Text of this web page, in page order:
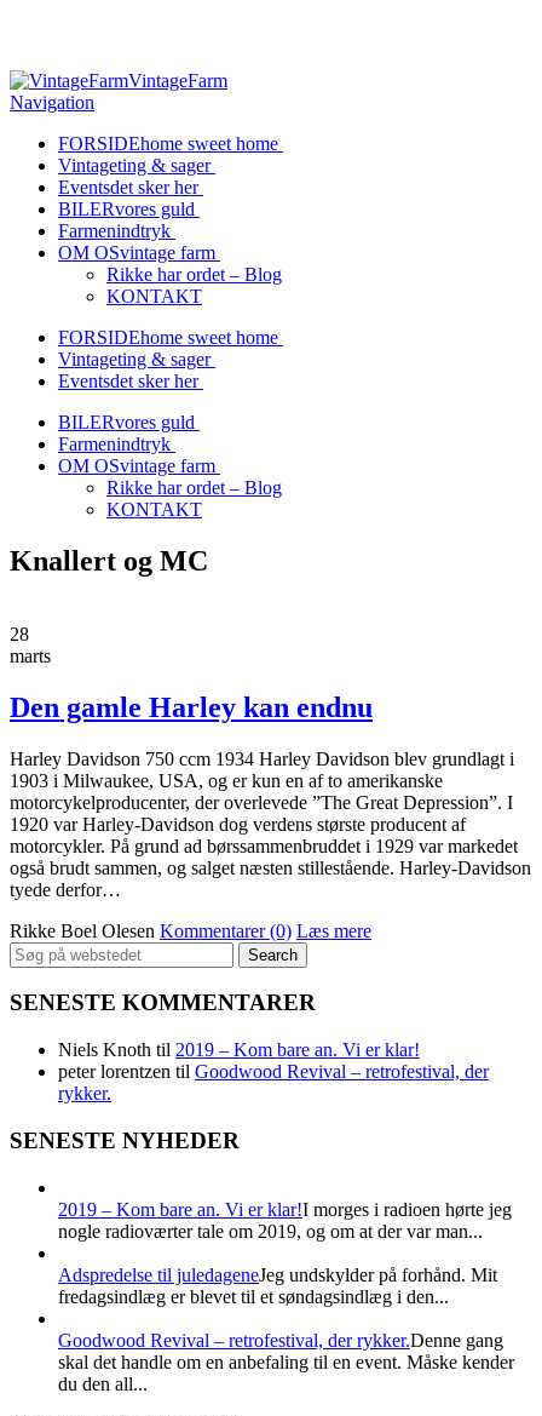
VintageFarm
Navigation
FORSIDEhome sweet home
Vintageting & sager
Eventsdet sker her
BILERvores guld
Farmenindtryk
OM OSvintage farm
Rikke har ordet – Blog
KONTAKT
FORSIDEhome sweet home
Vintageting & sager
Eventsdet sker her
BILERvores guld
Farmenindtryk
OM OSvintage farm
Rikke har ordet – Blog
KONTAKT
Knallert og MC
28
marts
Den gamle Harley kan endnu
Harley Davidson 750 ccm 1934 Harley Davidson blev grundlagt i
1903 i Milwaukee, USA, og er kun en af to amerikanske
motorcykelproducenter, der overlevede ”The Great Depression”. I
1920 var Harley-Davidson dog verdens største producent af
motorcykler. På grund ad børssammenbruddet i 1929 var markedet
også brudt sammen, og salget næsten stillestående. Harley-Davidson
tyede derfor…
Rikke Boel Olesen Kommentarer (0) Læs mere
Search
for:
SENESTE KOMMENTARER
Niels Knoth til 2019 – Kom bare an. Vi er klar!
peter lorentzen til Goodwood Revival – retrofestival, der
rykker.
SENESTE NYHEDER
2019 – Kom bare an. Vi er klar!I morges i radioen hørte jeg
nogle radioværter tale om 2019, og om at der var man...
Adspredelse til juledageneJeg undskylder på forhånd. Mit
fredagsindlæg er blevet til et søndagsindlæg i den...
Goodwood Revival – retrofestival, der rykker.Denne gang
skal det handle om en anbefaling til en event. Måske kender
du den all...